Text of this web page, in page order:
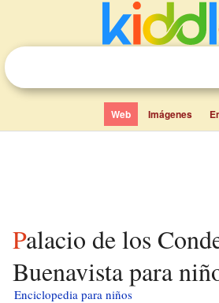
Web Imágenes
Palacio de los Condes de
Buenavista para
Enciclopedia para niños